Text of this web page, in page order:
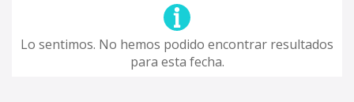
Lo sentimos. No hemos podido encontrar resultados
para esta fecha.